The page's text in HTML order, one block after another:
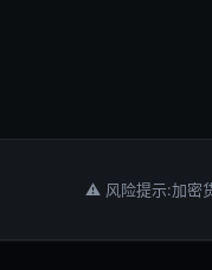
⚠ 风险提示:加密